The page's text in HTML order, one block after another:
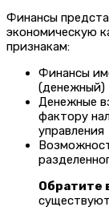
Финансы
экономическую
признакам:
Финансы
(денежный)
Денежные
фактору
управления
Обратите